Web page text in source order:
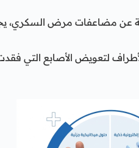
عن مضاعفات مرض السكري،
لتعويض الأصابع التي